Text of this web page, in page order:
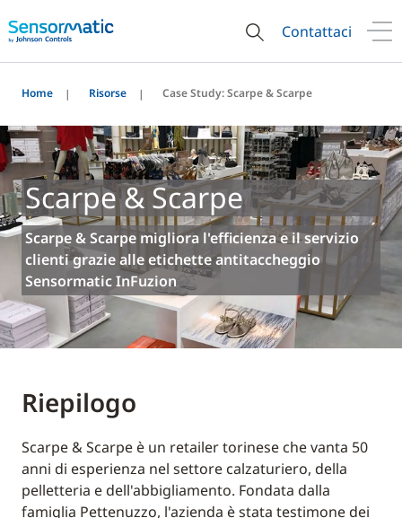
Contattaci
Home Risorse Case Study: Scarpe & Scarpe
Scarpe & Scarpe
Scarpe & Scarpe migliora l'efficienza e il servizio
clienti grazie alle etichette antitaccheggio
Sensormatic InFuzion
Riepilogo
Scarpe & Scarpe è un retailer torinese che vanta 50
anni di esperienza nel settore calzaturiero, della
pelletteria e dell'abbigliamento. Fondata dalla
famiglia Pettenuzzo, l'azienda è stata testimone dei